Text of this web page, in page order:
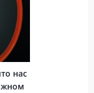
нас